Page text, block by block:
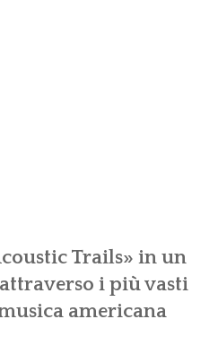
Trails» in un
i più vasti
americana